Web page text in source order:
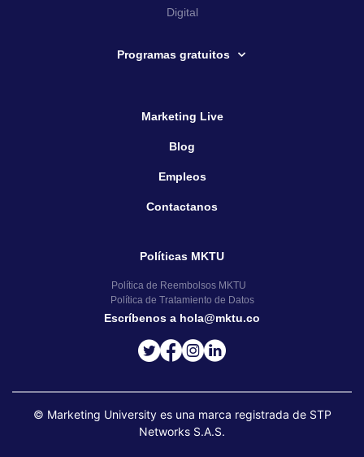
Digital
Programas gratuitos
Marketing Live
Blog
Empleos
Contactanos
Políticas MKTU
Política de Reembolsos MKTU
Política de Tratamiento de Datos
Escríbenos a hola@mktu.co
© Marketing University es una marca registrada de STP
Networks S.A.S.